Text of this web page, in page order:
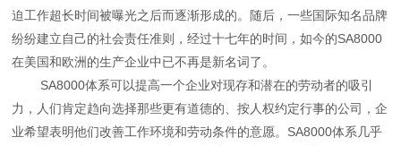
迫工作超长时间被曝光之后而逐渐形成的。随后，一些国际知名品牌
纷纷建立自己的社会责任准则，经过十七年的时间，如今的SA8000
在美国和欧洲的生产企业中已不再是新名词了。
SA8000体系可以提高一个企业对现存和潜在的劳动者的吸引
力，人们肯定趋向选择那些更有道德的、按人权约定行事的公司，企
业希望表明他们改善工作环境和劳动条件的意愿。SA8000体系几乎